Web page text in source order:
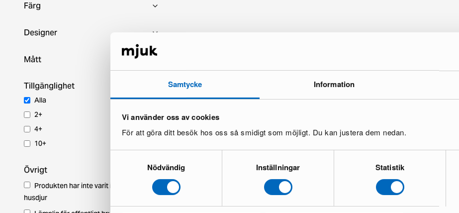
Samtycke Information
Vi använder oss av cookies
För att göra ditt besök hos oss så smidigt som möjligt. Du kan justera dem nedan.
Nödvändig Inställningar Statistik
Färg
Designer
Mått
Tillgänglighet
Alla
2+
4+
10+
Övrigt
Produkten har inte varit i ett hem med
husdjur